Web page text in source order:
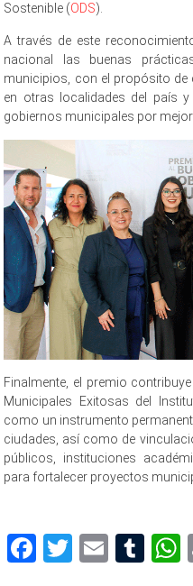
Sostenible (ODS).
A través de este
nacional las buenas
municipios, con el propósito de
en otras localidades del país
gobiernos municipales por
Finalmente, el premio
Municipales Exitosas del
como un instrumento
ciudades, así como de
públicos, instituciones
para fortalecer proyectos
Facebook
Twitter
Email